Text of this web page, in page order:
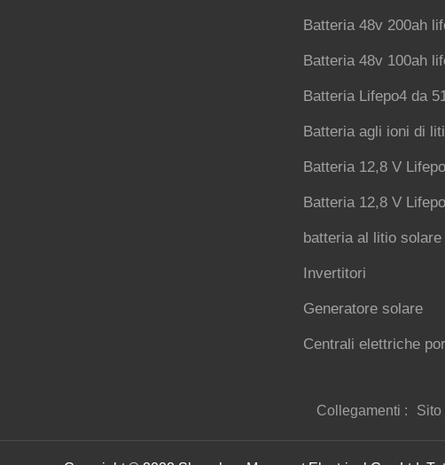
Batteria 48v 200ah
Batteria 48v 100ah
Batteria Lifepo4 da
Batteria agli ioni di
Batteria 12,8 V
Batteria 12,8 V
batteria al litio solare
Invertitori
Generatore solare
Centrali elettriche
Collegamenti : Sito